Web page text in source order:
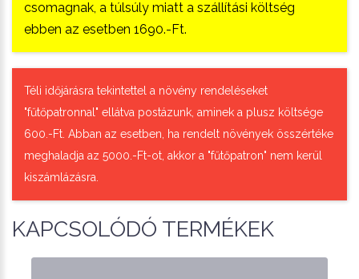
csomagnak, a túlsúly miatt a szállítási költség
ebben az esetben 1690.-Ft.
Téli időjárásra tekintettel a növény rendeléseket
"fűtőpatronnal" ellátva postázunk, aminek a plusz költsége
600.-Ft. Abban az esetben, ha rendelt növények összértéke
meghaladja az 5000.-Ft-ot, akkor a "fűtőpatron" nem kerül
kiszámlázásra.
KAPCSOLÓDÓ TERMÉKEK